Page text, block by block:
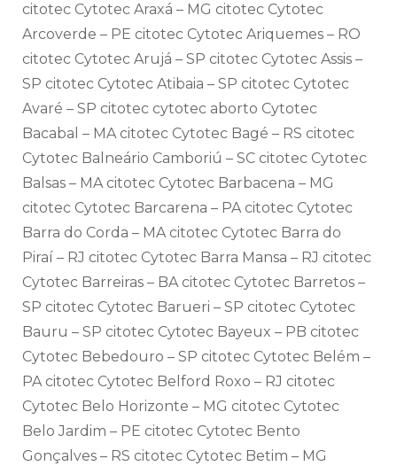
citotec Cytotec Araxá – MG citotec Cytotec
Arcoverde – PE citotec Cytotec Ariquemes – RO
citotec Cytotec Arujá – SP citotec Cytotec Assis –
SP citotec Cytotec Atibaia – SP citotec Cytotec
Avaré – SP citotec cytotec aborto Cytotec
Bacabal – MA citotec Cytotec Bagé – RS citotec
Cytotec Balneário Camboriú – SC citotec Cytotec
Balsas – MA citotec Cytotec Barbacena – MG
citotec Cytotec Barcarena – PA citotec Cytotec
Barra do Corda – MA citotec Cytotec Barra do
Piraí – RJ citotec Cytotec Barra Mansa – RJ citotec
Cytotec Barreiras – BA citotec Cytotec Barretos –
SP citotec Cytotec Barueri – SP citotec Cytotec
Bauru – SP citotec Cytotec Bayeux – PB citotec
Cytotec Bebedouro – SP citotec Cytotec Belém –
PA citotec Cytotec Belford Roxo – RJ citotec
Cytotec Belo Horizonte – MG citotec Cytotec
Belo Jardim – PE citotec Cytotec Bento
Gonçalves – RS citotec Cytotec Betim – MG